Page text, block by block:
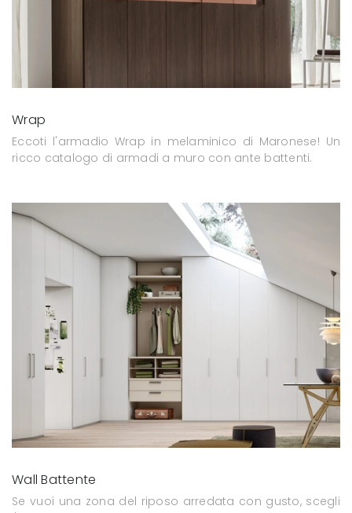
Wrap
Eccoti l'armadio Wrap in melaminico di Maronese! Un
ricco catalogo di armadi a muro con ante battenti.
Wall Battente
Se vuoi una zona del riposo arredata con gusto, scegli